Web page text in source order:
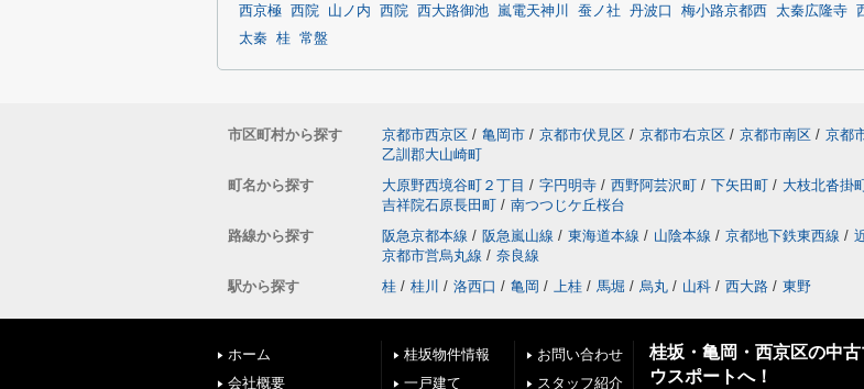
西京極 西院 山ノ内 西院 西大路御池 嵐電天神川 蚕ノ社 丹波口 梅小路京都西 太秦広隆寺
太秦 桂 常盤
市区町村から探す 京都市西京区 / 亀岡市 / 京都市伏見区 / 京都市右京区 / 京都市南区 / 京都
乙訓郡大山崎町
町名から探す
大原野西境谷町２丁目 / 字円明寺 / 西野阿芸沢町 / 下矢田町 / 大枝北沓掛
吉祥院石原長田町 / 南つつじケ丘桜台
路線から探す
阪急京都本線 / 阪急嵐山線 / 東海道本線 / 山陰本線 / 京都地下鉄東西線 /
京都市営烏丸線 / 奈良線
駅から探す
桂 / 桂川 / 洛西口 / 亀岡 / 上桂 / 馬堀 / 烏丸 / 山科 / 西大路 / 東野
ホーム
会社概要
桂坂物件情報
一戸建て
お問い合わせ
スタッフ紹介
桂坂・亀岡・西京区の中
ウスポートへ！